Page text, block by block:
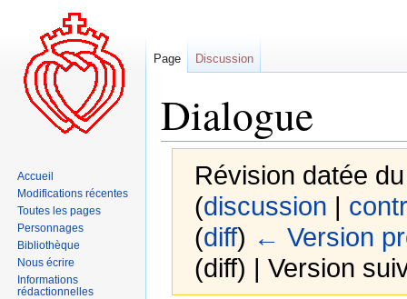
Dialogue
Révision datée
(discussion |
(diff) ← Version
(diff) | Version
Page Discussion
Accueil
Modifications récentes
Toutes les pages
Personnages
Bibliothèque
Nous écrire
Informations
rédactionnelles